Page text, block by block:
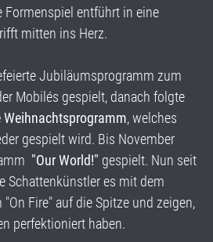
Formenspiel entführt in eine
mitten ins Herz.
Jubiläumsprogramm zum
Mobilés gespielt, danach folgte
Weihnachtsprogramm, welches
gespielt wird. Bis November
"Our World!" gespielt. Nun seit
Schattenkünstler es mit dem
Fire" auf die Spitze und zeigen,
perfektioniert haben.